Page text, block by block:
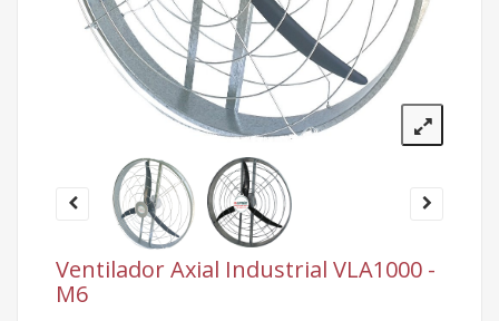
Ventilador Axial Industrial VLA1000 -
M6